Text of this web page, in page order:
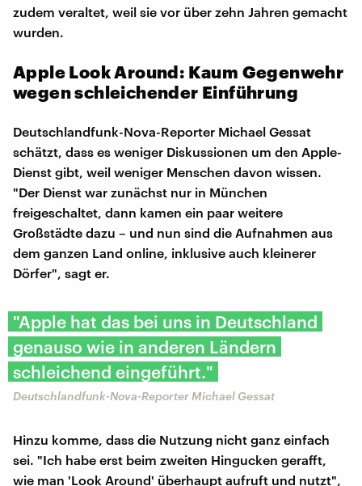
zudem veraltet, weil sie vor über zehn Jahren gemacht
wurden.
Apple Look Around: Kaum Gegenwehr
wegen schleichender Einführung
Deutschlandfunk-Nova-Reporter Michael Gessat
schätzt, dass es weniger Diskussionen um den Apple-
Dienst gibt, weil weniger Menschen davon wissen.
"Der Dienst war zunächst nur in München
freigeschaltet, dann kamen ein paar weitere
Großstädte dazu – und nun sind die Aufnahmen aus
dem ganzen Land online, inklusive auch kleinerer
Dörfer", sagt er.
"Apple hat das bei uns in Deutschland
genauso wie in anderen Ländern
schleichend eingeführt."
Deutschlandfunk-Nova-Reporter Michael Gessat
Hinzu komme, dass die Nutzung nicht ganz einfach
sei. "Ich habe erst beim zweiten Hingucken gerafft,
wie man 'Look Around' überhaupt aufruft und nutzt",